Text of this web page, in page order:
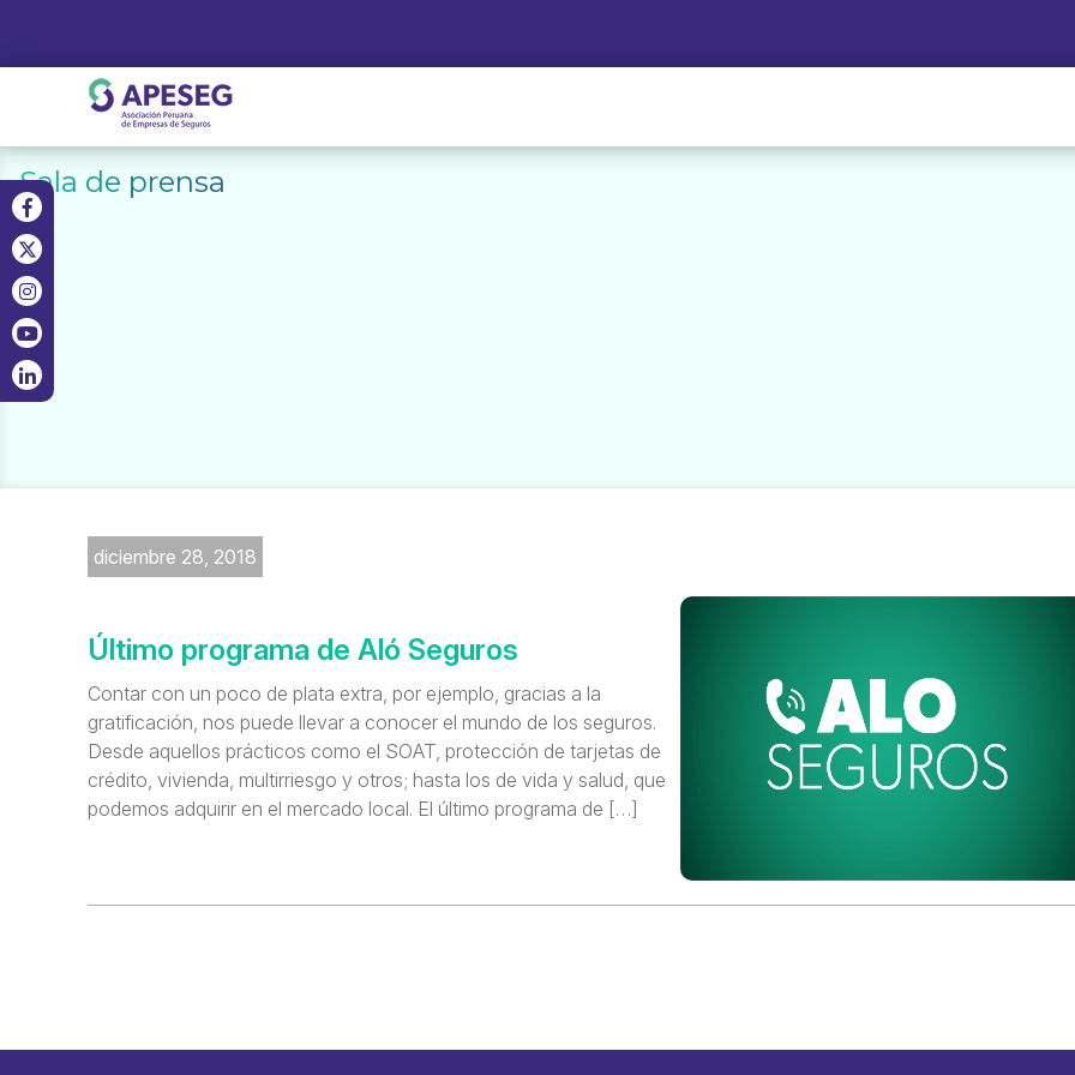
content
APESEG
Sala de prensa
diciembre 28, 2018
Último programa de Aló Seguros
Contar con un poco de plata extra, por ejemplo, gracias a la
gratificación, nos puede llevar a conocer el mundo de los seguros.
Desde aquellos prácticos como el SOAT, protección de tarjetas de
crédito, vivienda, multirriesgo y otros; hasta los de vida y salud, que
podemos adquirir en el mercado local. El último programa de […]